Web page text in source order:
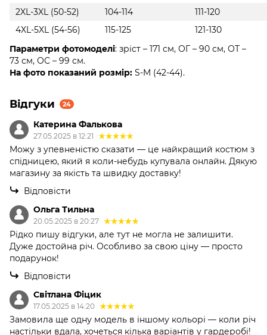
2XL-3XL (50-52)
104-114
111-120
4XL-5XL (54-56)
115-125
121-130
Параметри фотомоделі: зріст – 171 см, ОГ – 90 см, ОТ –
73 см, ОС – 99 см.
На фото показаний розмір: S-M (42-44).
Відгуки 24
Катерина Фалькова
27.05.2025 в 12:21
Можу з упевненістю сказати — це найкращий костюм з
спідницею, який я коли-небудь купувала онлайн. Дякую
магазину за якість та швидку доставку!
Відповісти
Ольга Тильна
20.05.2025 в 20:27
Рідко пишу відгуки, але тут не могла не залишити.
Дуже достойна річ. Особливо за свою ціну — просто
подарунок!
Відповісти
Світлана Фіцик
17.05.2025 в 14:20
Замовила ще одну модель в іншому кольорі — коли річ
настільки вдала, хочеться кілька варіантів у гардеробі!